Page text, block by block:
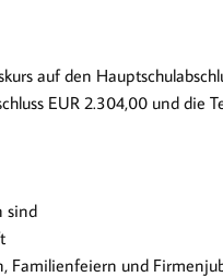
auf den
EUR 2.304,00 und die
sind
Familienfeiern und